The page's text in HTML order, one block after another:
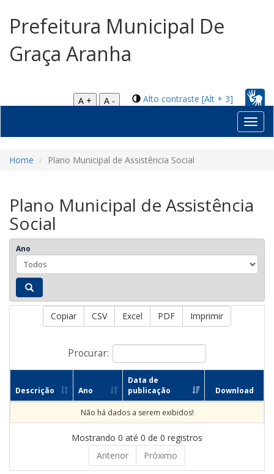
Prefeitura Municipal De
Graça Aranha
Alto contraste [Alt + 3]
A +
A -
Home Plano Municipal de Assistência Social
Plano Municipal de Assistência
Social
Ano
Copiar CSV Excel PDF Imprimir
Procurar:
Descrição Ano
Data de
publicação
Download
Não há dados a serem exibidos!
Mostrando 0 até 0 de 0 registros
Anterior
Próximo